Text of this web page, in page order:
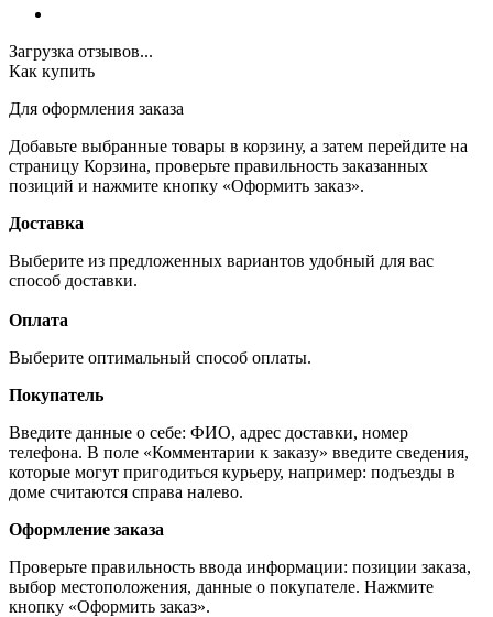
Загрузка отзывов...
Как купить
Для оформления заказа
Добавьте выбранные товары в корзину, а затем перейдите на
страницу Корзина, проверьте правильность заказанных
позиций и нажмите кнопку «Оформить заказ».
Доставка
Выберите из предложенных вариантов удобный для вас
способ доставки.
Оплата
Выберите оптимальный способ оплаты.
Покупатель
Введите данные о себе: ФИО, адрес доставки, номер
телефона. В поле «Комментарии к заказу» введите сведения,
которые могут пригодиться курьеру, например: подъезды в
доме считаются справа налево.
Оформление заказа
Проверьте правильность ввода информации: позиции заказа,
выбор местоположения, данные о покупателе. Нажмите
кнопку «Оформить заказ».